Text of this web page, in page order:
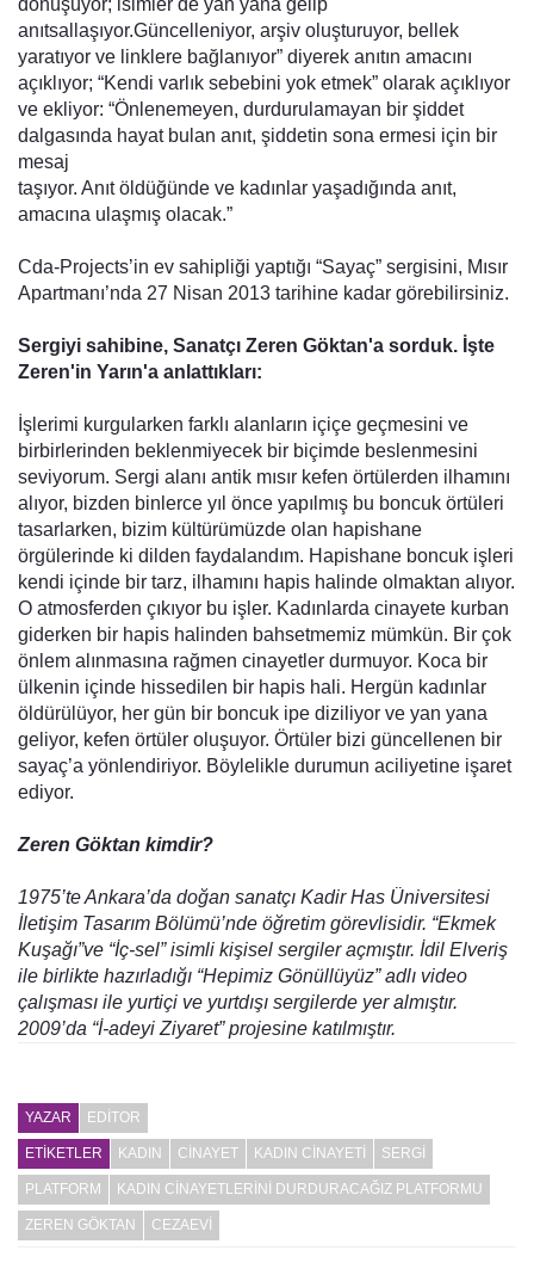
anıtsallaşıyor.Güncelleniyor, arşiv oluşturuyor, bellek
yaratıyor ve linklere bağlanıyor” diyerek anıtın amacını
açıklıyor; “Kendi varlık sebebini yok etmek” olarak açıklıyor
ve ekliyor: “Önlenemeyen, durdurulamayan bir şiddet
dalgasında hayat bulan anıt, şiddetin sona ermesi için bir
mesaj
taşıyor. Anıt öldüğünde ve kadınlar yaşadığında anıt,
amacına ulaşmış olacak.”
Cda-Projects’in ev sahipliği yaptığı “Sayaç” sergisini, Mısır
Apartmanı’nda 27 Nisan 2013 tarihine kadar görebilirsiniz.
Sergiyi sahibine, Sanatçı Zeren Göktan'a sorduk. İşte
Zeren'in Yarın'a anlattıkları:
İşlerimi kurgularken farklı alanların içiçe geçmesini ve
birbirlerinden beklenmiyecek bir biçimde beslenmesini
seviyorum. Sergi alanı antik mısır kefen örtülerden ilhamını
alıyor, bizden binlerce yıl önce yapılmış bu boncuk örtüleri
tasarlarken, bizim kültürümüzde olan hapishane
örgülerinde ki dilden faydalandım. Hapishane boncuk işleri
kendi içinde bir tarz, ilhamını hapis halinde olmaktan alıyor.
O atmosferden çıkıyor bu işler. Kadınlarda cinayete kurban
giderken bir hapis halinden bahsetmemiz mümkün. Bir çok
önlem alınmasına rağmen cinayetler durmuyor. Koca bir
ülkenin içinde hissedilen bir hapis hali. Hergün kadınlar
öldürülüyor, her gün bir boncuk ipe diziliyor ve yan yana
geliyor, kefen örtüler oluşuyor. Örtüler bizi güncellenen bir
sayaç’a yönlendiriyor. Böylelikle durumun aciliyetine işaret
ediyor.
Zeren Göktan kimdir?
1975’te Ankara’da doğan sanatçı Kadir Has Üniversitesi
İletişim Tasarım Bölümü’nde öğretim görevlisidir. “Ekmek
Kuşağı”ve “İç-sel” isimli kişisel sergiler açmıştır. İdil Elveriş
ile birlikte hazırladığı “Hepimiz Gönüllüyüz” adlı video
çalışması ile yurtiçi ve yurtdışı sergilerde yer almıştır.
2009’da “İ-adeyi Ziyaret” projesine katılmıştır.
YAZAR EDITOR
ETİKETLER KADIN CINAYET KADIN CINAYETI SERGI
PLATFORM KADIN CINAYETLERINI DURDURACAĞIZ PLATFORMU
ZEREN GÖKTAN CEZAEVI